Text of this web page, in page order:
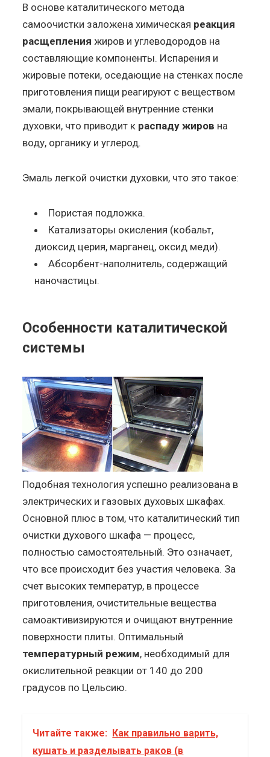
В основе каталитического метода
самоочистки заложена химическая реакция
расщепления жиров и углеводородов на
составляющие компоненты. Испарения и
жировые потеки, оседающие на стенках после
приготовления пищи реагируют с веществом
эмали, покрывающей внутренние стенки
духовки, что приводит к распаду жиров на
воду, органику и углерод.
Эмаль легкой очистки духовки, что это такое:
Пористая подложка.
Катализаторы окисления (кобальт,
диоксид церия, марганец, оксид меди).
Абсорбент-наполнитель, содержащий
наночастицы.
Особенности каталитической
системы
Подобная технология успешно реализована в
электрических и газовых духовых шкафах.
Основной плюс в том, что каталитический тип
очистки духового шкафа — процесс,
полностью самостоятельный. Это означает,
что все происходит без участия человека. За
счет высоких температур, в процессе
приготовления, очистительные вещества
самоактивизируются и очищают внутренние
поверхности плиты. Оптимальный
температурный режим, необходимый для
окислительной реакции от 140 до 200
градусов по Цельсию.
Читайте также: Как правильно варить,
кушать и разделывать раков (в